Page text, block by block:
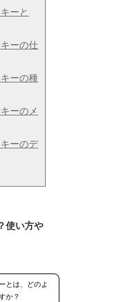
ーと
ーの仕
ーの種
ーのメ
ーのデ
使い方や
とは、どのよ
か？